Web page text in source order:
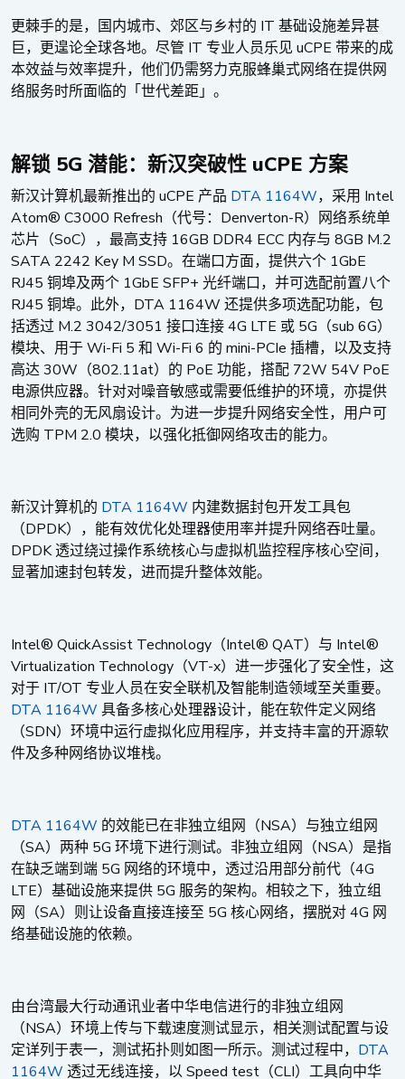
更棘手的是，国内城市、郊区与乡村的 IT 基础设施差异甚
巨，更遑论全球各地。尽管 IT 专业人员乐见 uCPE 带来的成
本效益与效率提升，他们仍需努力克服蜂巢式网络在提供网
络服务时所面临的「世代差距」。
解锁 5G 潜能：新汉突破性 uCPE 方案
新汉计算机最新推出的 uCPE 产品 DTA 1164W，采用 Intel
Atom® C3000 Refresh （代号： Denverton-R）网络系统单
芯片（SoC），最高支持 16GB DDR4 ECC 内存与 8GB M.2
SATA 2242 Key M SSD。在端口方面，提供六个 1GbE
RJ45 铜埠及两个 1GbE SFP+ 光纤端口，并可选配前置八个
RJ45 铜埠。此外， DTA 1164W 还提供多项选配功能，包
括透过 M.2 3042/3051 接口连接 4G LTE 或 5G （sub 6G）
模块、用于 Wi-Fi 5 和 Wi-Fi 6 的 mini-PCIe 插槽，以及支持
高达 30W （802.11at）的 PoE 功能，搭配 72W 54V PoE
电源供应器。针对对噪音敏感或需要低维护的环境，亦提供
相同外壳的无风扇设计。为进一步提升网络安全性，用户可
选购 TPM 2.0 模块，以强化抵御网络攻击的能力。
新汉计算机的 DTA 1164W 内建数据封包开发工具包
（DPDK），能有效优化处理器使用率并提升网络吞吐量。
DPDK透过绕过操作系统核心与虚拟机监控程序核心空间，
显著加速封包转发，进而提升整体效能。
Intel® QuickAssist Technology （Intel® QAT）与 Intel®
Virtualization Technology （VT-x）进一步强化了安全性，这
对于 IT/OT 专业人员在安全联机及智能制造领域至关重要。
DTA 1164W 具备多核心处理器设计，能在软件定义网络
（SDN）环境中运行虚拟化应用程序，并支持丰富的开源软
件及多种网络协议堆栈。
DTA 1164W 的效能已在非独立组网（NSA）与独立组网
（SA）两种 5G 环境下进行测试。非独立组网（NSA）是指
在缺乏端到端 5G 网络的环境中，透过沿用部分前代（4G
LTE）基础设施来提供 5G 服务的架构。相较之下，独立组
网（SA）则让设备直接连接至 5G 核心网络，摆脱对 4G 网
络基础设施的依赖。
由台湾最大行动通讯业者中华电信进行的非独立组网
（NSA）环境上传与下载速度测试显示，相关测试配置与设
定详列于表一，测试拓扑则如图一所示。测试过程中， DTA
1164W 透过无线连接，以 Speed test （CLI）工具向中华